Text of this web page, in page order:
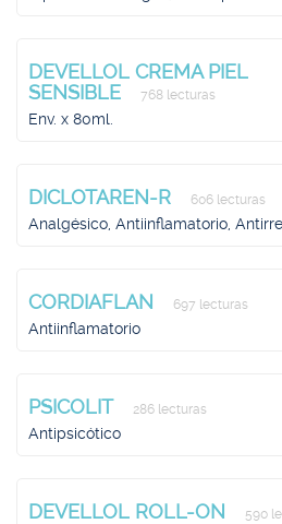
DEVELLOL CREMA PIEL
SENSIBLE
768 lecturas
Env. x 80ml.
DICLOTAREN-R 606 lecturas
Analgésico, Antiinflamatorio,
CORDIAFLAN 697 lecturas
Antiinflamatorio
PSICOLIT 286 lecturas
Antipsicótico
DEVELLOL ROLL-ON 590